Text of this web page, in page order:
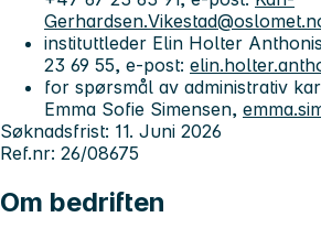
instituttleder Elin Holter
23 69 55, e-post:
for spørsmål av administrativ
Emma Sofie Simensen,
Søknadsfrist: 11. Juni 2026
Ref.nr: 26/08675
Om bedriften